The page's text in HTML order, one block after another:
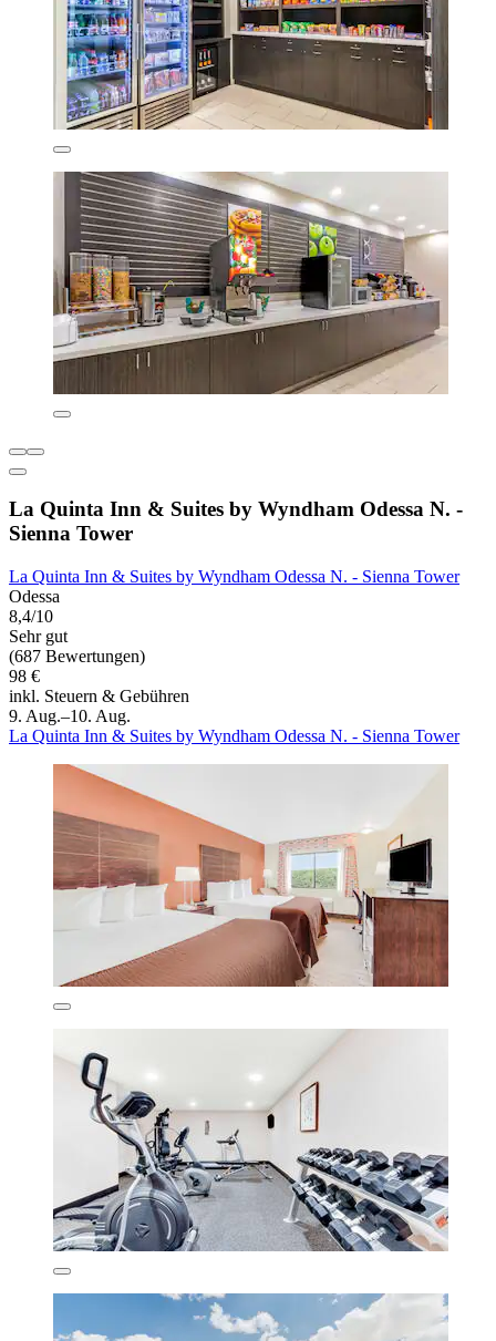
La Quinta Inn & Suites by Wyndham Odessa N. -
Sienna Tower
La Quinta Inn & Suites by Wyndham Odessa N. - Sienna Tower
Odessa
8,4/10
Sehr gut
(687 Bewertungen)
98 €
inkl. Steuern & Gebühren
9. Aug.–10. Aug.
La Quinta Inn & Suites by Wyndham Odessa N. - Sienna Tower